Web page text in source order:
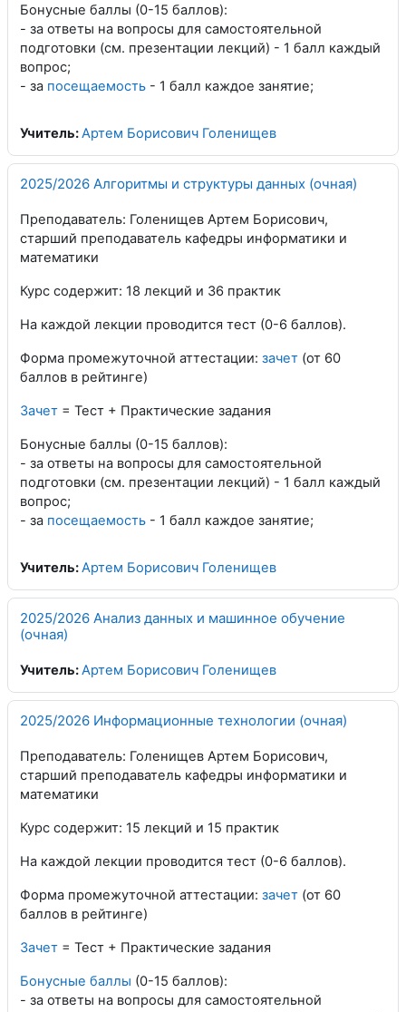
Бонусные баллы (0-15 баллов):
- за ответы на вопросы для самостоятельной
подготовки (см. презентации лекций) - 1 балл каждый
вопрос;
- за посещаемость - 1 балл каждое занятие;
Учитель:Артем Борисович Голенищев
2025/2026 Алгоритмы и структуры данных (очная)
Преподаватель: Голенищев Артем Борисович,
старший преподаватель кафедры информатики и
математики
Курс содержит: 18 лекций и 36 практик
На каждой лекции проводится тест (0-6 баллов).
Форма промежуточной аттестации: зачет (от 60
баллов в рейтинге)
Зачет = Тест + Практические задания
Бонусные баллы (0-15 баллов):
- за ответы на вопросы для самостоятельной
подготовки (см. презентации лекций) - 1 балл каждый
вопрос;
- за посещаемость - 1 балл каждое занятие;
Учитель:Артем Борисович Голенищев
2025/2026 Анализ данных и машинное обучение
(очная)
Учитель:Артем Борисович Голенищев
2025/2026 Информационные технологии (очная)
Преподаватель: Голенищев Артем Борисович,
старший преподаватель кафедры информатики и
математики
Курс содержит: 15 лекций и 15 практик
На каждой лекции проводится тест (0-6 баллов).
Форма промежуточной аттестации: зачет (от 60
баллов в рейтинге)
Зачет = Тест + Практические задания
Бонусные баллы (0-15 баллов):
- за ответы на вопросы для самостоятельной